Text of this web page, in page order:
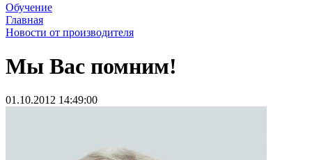
Обучение
Главная
Новости от производителя
Мы Вас помним!
01.10.2012 14:49:00